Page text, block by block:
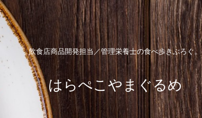
飲食店商品開発担当／管理栄養士の食べ歩きぶろぐ。
はらぺこやまぐるめ